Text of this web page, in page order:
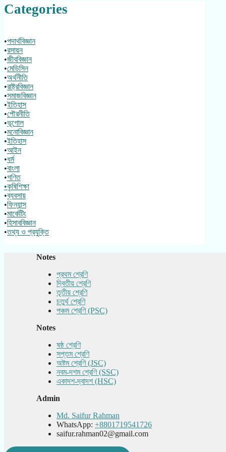
Categories
•পদার্থবিজ্ঞান
•রসায়ন
•জীববিজ্ঞান
•মেডিসিন
•অর্থনীতি
•রাষ্ট্রবিজ্ঞান
•সমাজবিজ্ঞান
•ইতিহাস
•পৌরনীতি
•ভূগোল
•মনোবিজ্ঞান
•ইতিহাস
•আইন
•ধর্ম
•বাংলা
•গণিত
•কৃষিশিক্ষা
•ব্যবসায়
•ফিন্যান্স
•মার্কেটিং
•হিসাববিজ্ঞান
•তথ্য ও প্রযুক্তি
Notes
প্রথম শ্রেণি
দ্বিতীয় শ্রেণি
তৃতীয় শ্রেণি
চতুর্থ শ্রেণি
পঞ্চম শ্রেণি (PSC)
Notes
ষষ্ঠ শ্রেণি
সপ্তম শ্রেণি
অষ্টম শ্রেণি (JSC)
নবম-দশম শ্রেণি (SSC)
একাদশ-দ্বাদশ (HSC)
Admin
Md. Saifur Rahman
WhatsApp: +8801719541726
saifur.rahman02@gmail.com